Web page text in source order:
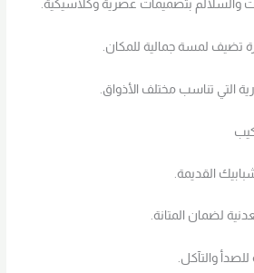
والسلالم بتصميمات عصرية وكلاسيكية.
تضيف لمسة جمالية للمكان.
التي تناسب مختلف الأذواق.
القديمة.
لضمان المتانة.
والتآكل.